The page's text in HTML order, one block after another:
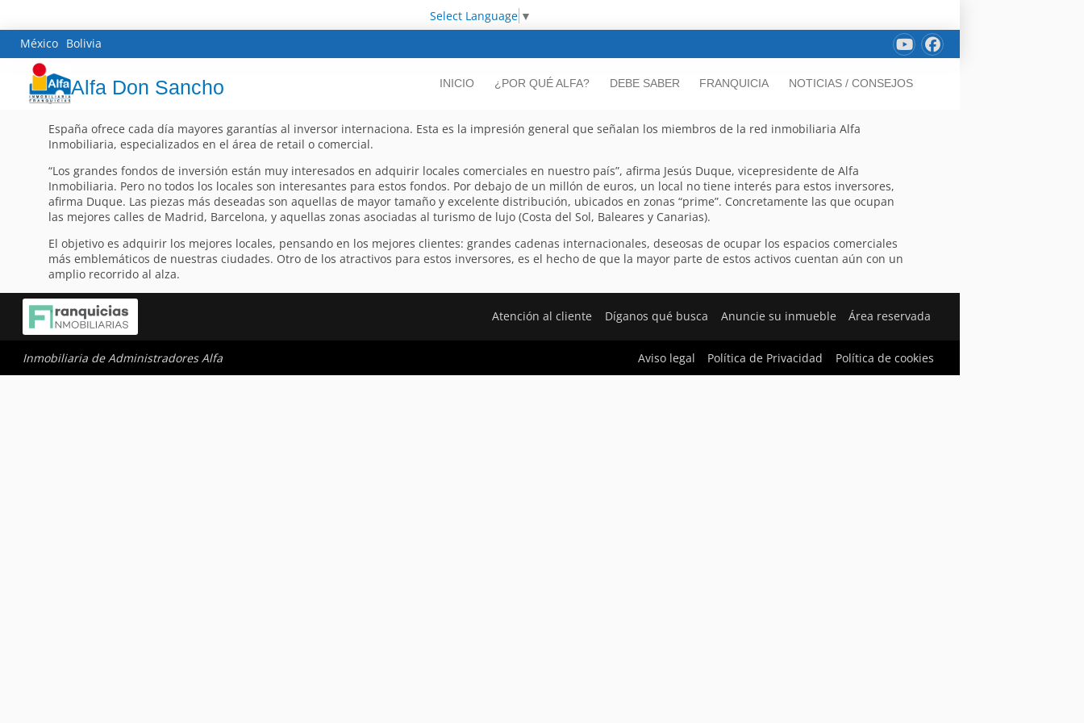
Select Language ▼
México Bolivia
Alfa Don Sancho INICIO ¿POR QUÉ ALFA? DEBE SABER FRANQUICIA NOTICIAS / CONSEJOS
España ofrece cada día mayores garantías al inversor internaciona. Esta es la impresión general que señalan los miembros de la red inmobiliaria Alfa
Inmobiliaria, especializados en el área de retail o comercial.
“Los grandes fondos de inversión están muy interesados en adquirir locales comerciales en nuestro país”, afirma Jesús Duque, vicepresidente de Alfa
Inmobiliaria. Pero no todos los locales son interesantes para estos fondos. Por debajo de un millón de euros, un local no tiene interés para estos inversores,
afirma Duque. Las piezas más deseadas son aquellas de mayor tamaño y excelente distribución, ubicados en zonas “prime”. Concretamente las que ocupan
las mejores calles de Madrid, Barcelona, y aquellas zonas asociadas al turismo de lujo (Costa del Sol, Baleares y Canarias).
El objetivo es adquirir los mejores locales, pensando en los mejores clientes: grandes cadenas internacionales, deseosas de ocupar los espacios comerciales
más emblemáticos de nuestras ciudades. Otro de los atractivos para estos inversores, es el hecho de que la mayor parte de estos activos cuentan aún con un
amplio recorrido al alza.
Atención al cliente Díganos qué busca Anuncie su inmueble Área reservada
Inmobiliaria de Administradores Alfa Aviso legal Política de Privacidad Política de cookies